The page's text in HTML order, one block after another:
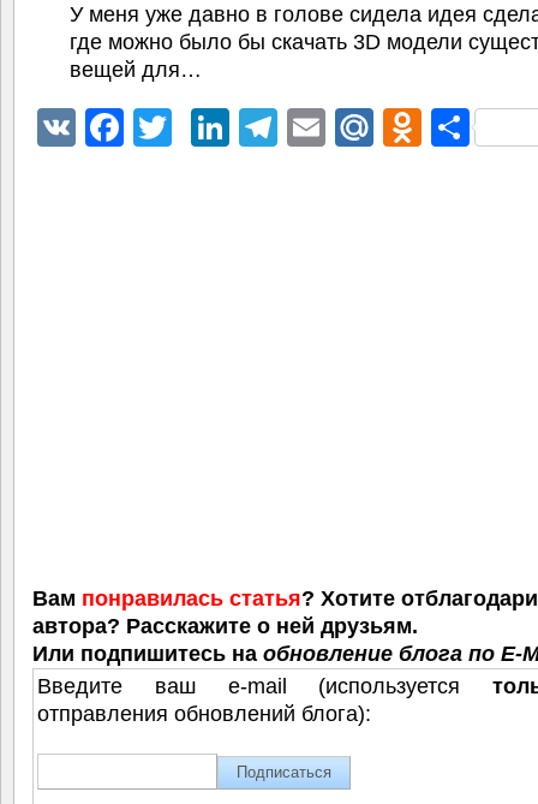
У меня уже давно в голове сидела идея
где можно было бы скачать 3D модели
вещей для…
VK Facebook
TwitterLinkedIn
Telegram
EmailMail.Ru
Вам понравилась статья? Хотите
автора? Расскажите о ней друзьям.
Или подпишитесь на обновление блога по E-
Введите ваш e-mail (используется
отправления обновлений блога):